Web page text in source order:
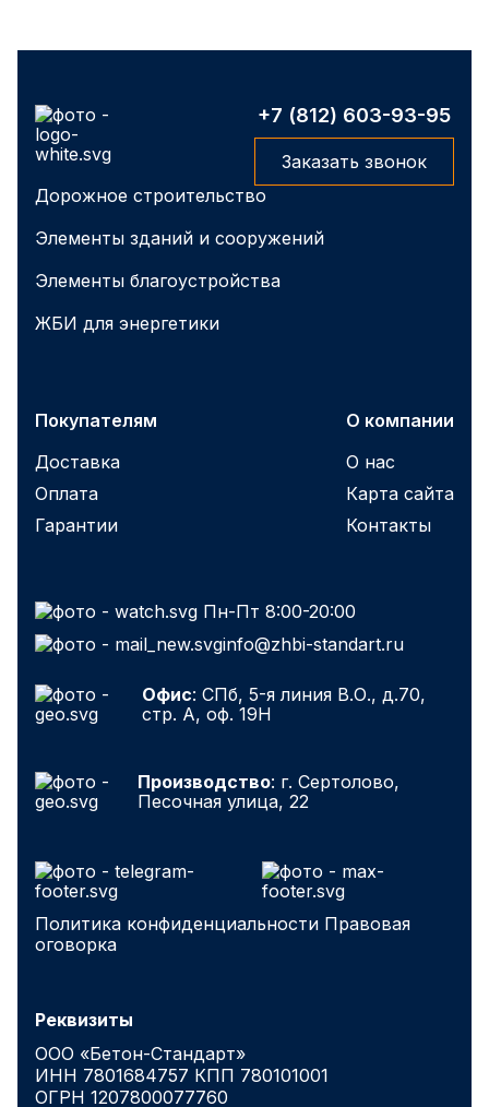
+7 (812) 603-93-95
Заказать звонок
Дорожное строительство
Элементы зданий и сооружений
Элементы благоустройства
ЖБИ для энергетики
Покупателям
Доставка
Оплата
Гарантии
О компании
О нас
Карта сайта
Контакты
Пн-Пт 8:00-20:00
info@zhbi-standart.ru
Офис: СПб, 5-я линия В.О., д.70,
стр. А, оф. 19Н
Производство: г. Сертолово,
Песочная улица, 22
Политика конфиденциальности Правовая
оговорка
Реквизиты
ООО «Бетон-Стандарт»
ИНН 7801684757 КПП 780101001
ОГРН 1207800077760